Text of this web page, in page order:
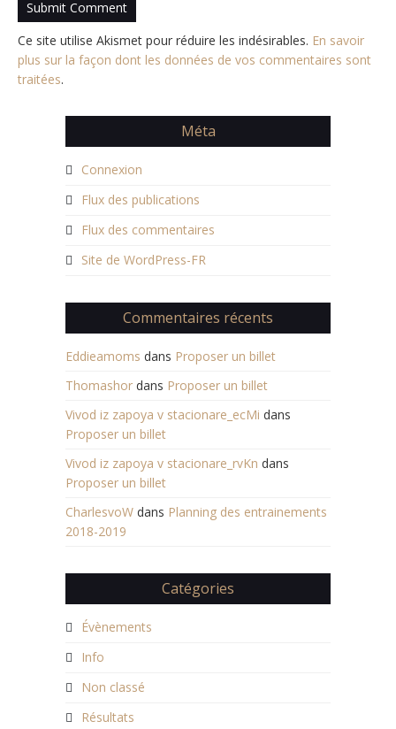
Ce site utilise Akismet pour réduire les indésirables. En savoir
plus sur la façon dont les données de vos commentaires sont
traitées.
Méta
Connexion
Flux des publications
Flux des commentaires
Site de WordPress-FR
Commentaires récents
Eddieamoms dans Proposer un billet
Thomashor dans Proposer un billet
Vivod iz zapoya v stacionare_ecMi dans
Proposer un billet
Vivod iz zapoya v stacionare_rvKn dans
Proposer un billet
CharlesvoW dans Planning des entrainements
2018-2019
Catégories
Évènements
Info
Non classé
Résultats